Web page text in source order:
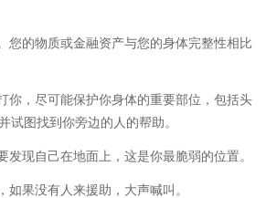
您的物质或金融资产与您的身体完整性相比
你，尽可能保护你身体的重要部位，包括头
试图找到你旁边的人的帮助。
发现自己在地面上，这是你最脆弱的位置。
如果没有人来援助，大声喊叫。